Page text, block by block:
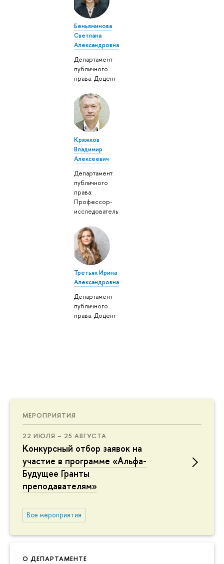
МЕРОПРИЯТИЯ
22 ИЮЛЯ – 25 АВГУСТА
Конкурсный отбор заявок на
участие в программе «Альфа-
Будущее Гранты
преподавателям»
Все мероприятия
О ДЕПАРТАМЕНТЕ
Беньяминова
Светлана
Александровна
Департамент
публичного
права: Доцент
Кряжков
Владимир
Алексеевич
Департамент
публичного
права:
Профессор-
исследователь
Третьяк Ирина
Александровна
Департамент
публичного
права: Доцент